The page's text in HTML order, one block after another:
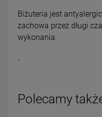
Biżuteria jest
zachowa przez długi
wykonania.
Polecamy